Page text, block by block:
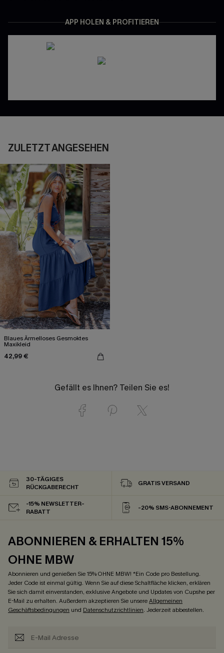
APP HOLEN & PROFITIEREN
ZULETZT ANGESEHEN
Blaues Ärmelloses Gesmoktes
Maxikleid
42,99 €
Gefällt es Ihnen? Teilen Sie es!
30-TÄGIGES
RÜCKGABERECHT
GRATIS VERSAND
-15% NEWSLETTER-
RABATT
-20% SMS-ABONNEMENT
ABONNIEREN & ERHALTEN 15%
OHNE MBW
Abonnieren und genießen Sie 15% OHNE MBW! *Ein Code pro Bestellung.
Jeder Code ist einmal gültig. Wenn Sie auf diese Schaltfläche klicken, erklären
Sie sich damit einverstanden, exklusive Angebote und Updates von Cupshe per
E-Mail zu erhalten. Außerdem akzeptieren Sie unsereAllgemeinen
Geschäftsbedingungen und Datenschutzrichtlinien. Jederzeit abbestellen.